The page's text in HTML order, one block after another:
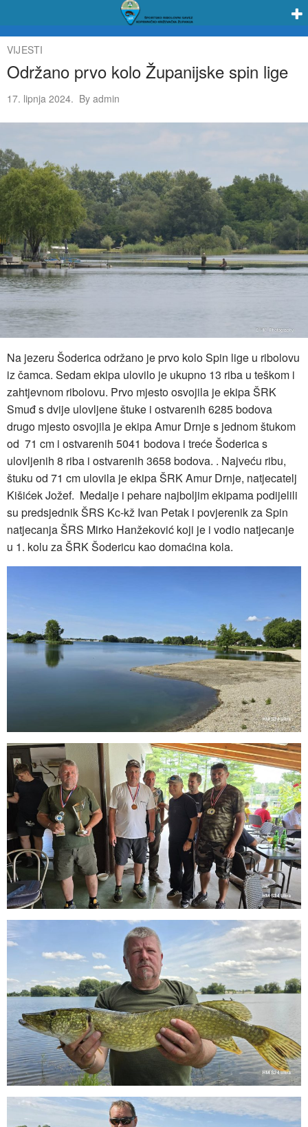
VIJESTI
Održano prvo kolo Županijske spin lige
17. lipnja 2024. By admin
Na jezeru Šoderica održano je prvo kolo Spin lige u ribolovu
iz čamca. Sedam ekipa ulovilo je ukupno 13 riba u teškom i
zahtjevnom ribolovu. Prvo mjesto osvojila je ekipa ŠRK
Smuđ s dvije ulovljene štuke i ostvarenih 6285 bodova
drugo mjesto osvojila je ekipa Amur Drnje s jednom štukom
od 71 cm i ostvarenih 5041 bodova i treće Šoderica s
ulovljenih 8 riba i ostvarenih 3658 bodova. . Najveću ribu,
štuku od 71 cm ulovila je ekipa ŠRK Amur Drnje, natjecatelj
Kišićek Jožef. Medalje i pehare najboljim ekipama podijelili
su predsjednik ŠRS Kc-kž Ivan Petak i povjerenik za Spin
natjecanja ŠRS Mirko Hanžeković koji je i vodio natjecanje
u 1. kolu za ŠRK Šodericu kao domaćina kola.